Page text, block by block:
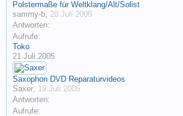
Polstermaße für Weltklang/Alt/Solist
sammy-b, 20.Juli.2005
Antworten:
Aufrufe:
Toko
21.Juli.2005
Saxophon DVD Reparaturvideos
Saxer, 19.Juli.2005
Antworten:
Aufrufe: